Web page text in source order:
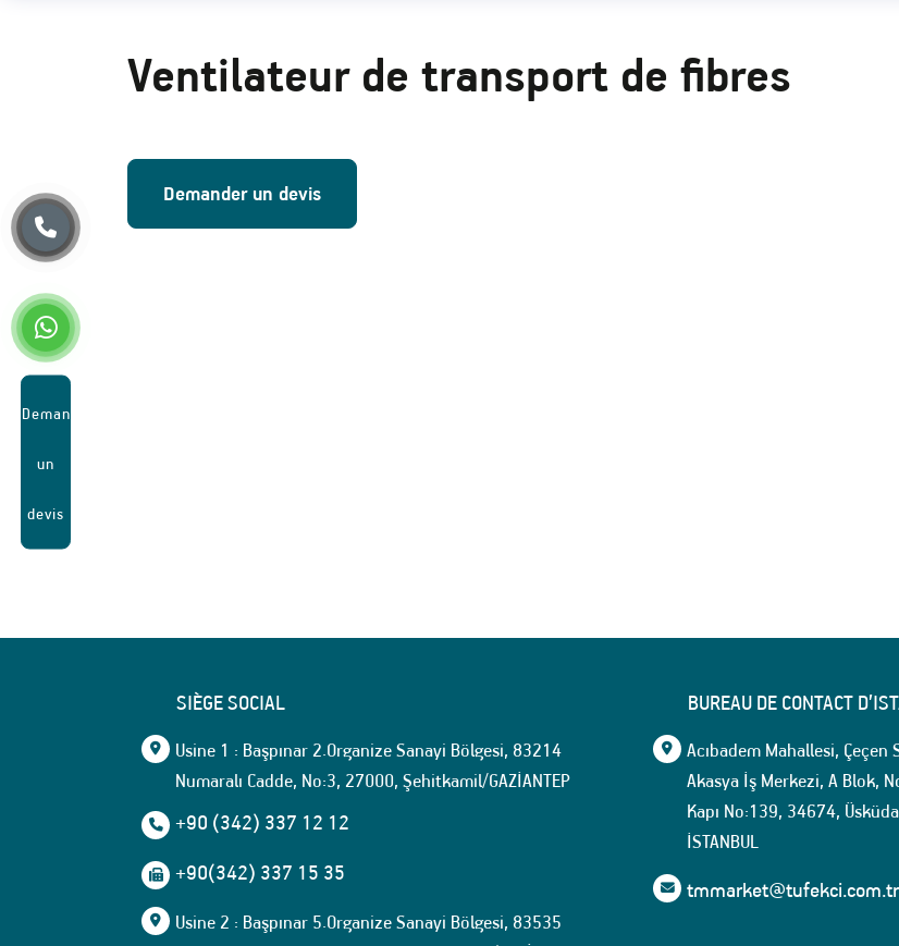
Ventilateur de transport de fibres
Demander un devis
SIÈGE SOCIAL
Usine 1 : Başpınar 2.Organize Sanayi Bölgesi, 83214
Numaralı Cadde, No:3, 27000, Şehitkamil/GAZİANTEP
+90 (342) 337 12 12
+90(342) 337 15 35
Usine 2 : Başpınar 5.Organize Sanayi Bölgesi, 83535
BUREAU DE CONTACT
Acıbadem Mahallesi, Çeçen
Akasya İş Merkezi, A Blok,
Kapı No:139, 34674,
İSTANBUL
tmmarket@tufekci.com.tr
Demander
un
devis